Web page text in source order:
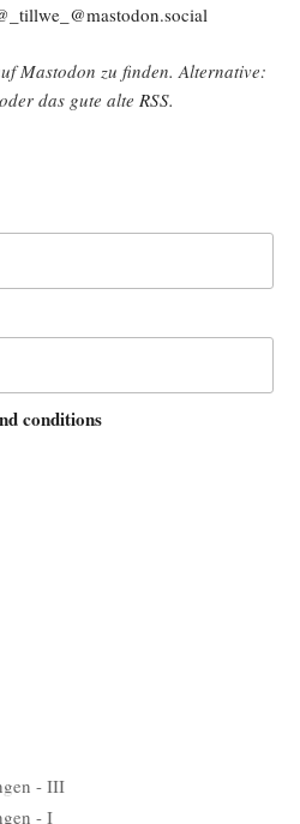
Mast­o­don zu fin­den. Alter­na­ti­ve:
das gute alte RSS.
conditions